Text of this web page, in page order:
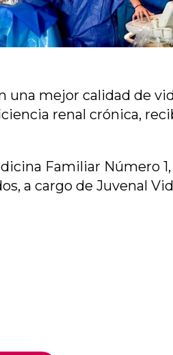
una mejor calidad de
renal crónica,
Familiar Número
a cargo de Juvenal